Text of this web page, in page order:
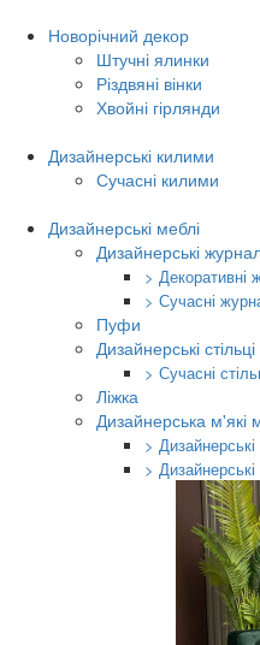
Новорічний декор
Штучні ялинки
Різдвяні вінки
Хвойні гірлянди
Дизайнерські килими
Сучасні килими
Дизайнерські меблі
Дизайнерські
> Декоративні
> Сучасні
Пуфи
Дизайнерські стільці
> Сучасні
Ліжка
Дизайнерська м'які
>
> Дизайнерські